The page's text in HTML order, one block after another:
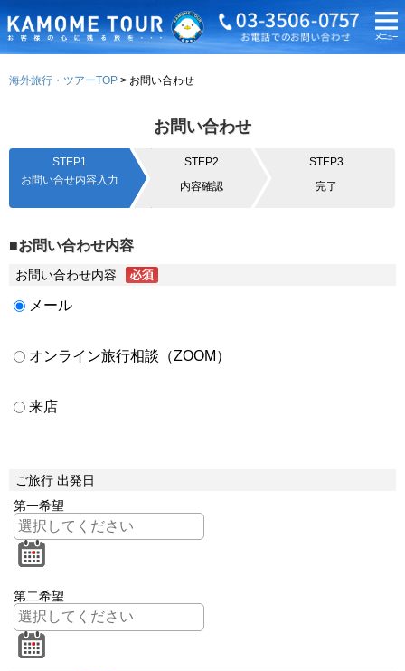
海外旅行・ツアーTOP お問い合わせ
お問い合わせ
STEP1
お問い合せ内容入力
STEP2
内容確認
STEP3
完了
■お問い合わせ内容
お問い合わせ内容
メール
オンライン旅行相談（ZOOM）
来店
ご旅行 出発日
第一希望
第二希望